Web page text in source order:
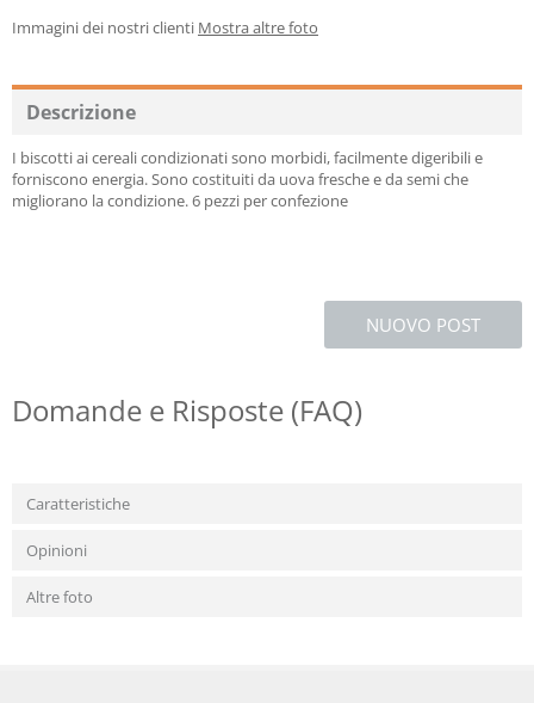
Immagini dei nostri clienti Mostra altre foto
Descrizione
I biscotti ai cereali condizionati sono morbidi, facilmente digeribili e
forniscono energia. Sono costituiti da uova fresche e da semi che
migliorano la condizione. 6 pezzi per confezione
NUOVO POST
Domande e Risposte (FAQ)
Caratteristiche
Opinioni
Altre foto